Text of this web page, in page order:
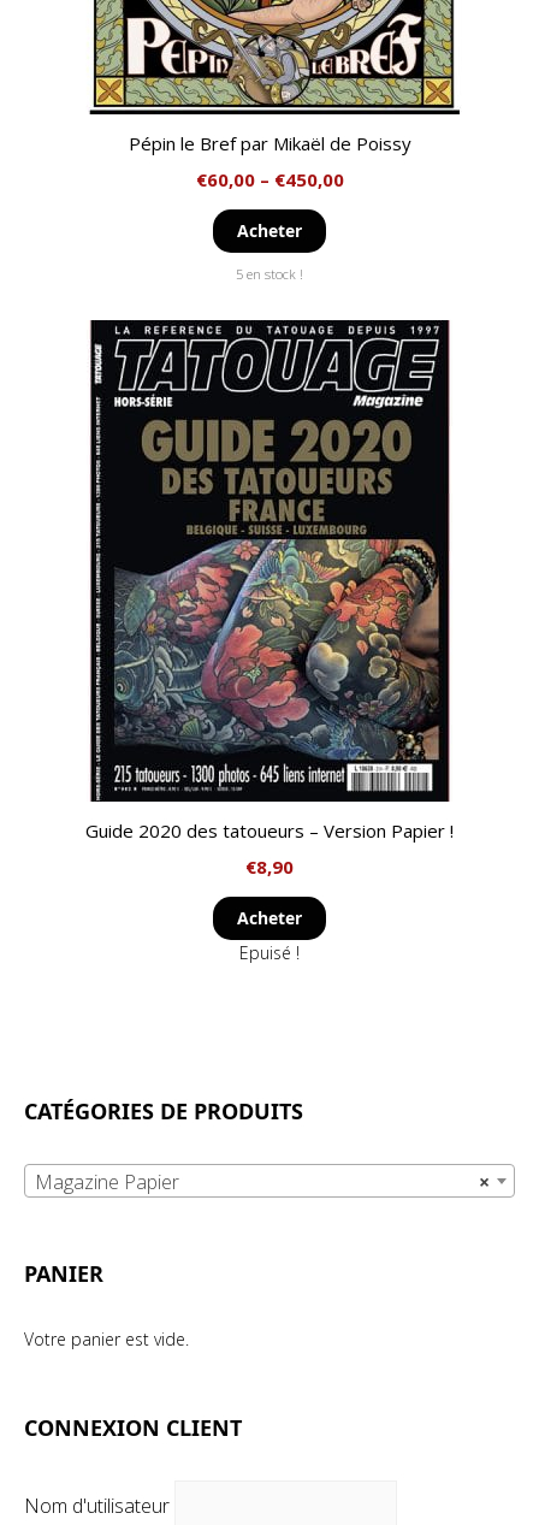
Pépin le Bref par Mikaël de Poissy
€60,00– €450,00
Acheter
5 en stock !
Guide 2020 des tatoueurs – Version Papier !
€8,90
Acheter
Epuisé !
CATÉGORIES DE PRODUITS
×
Magazine Papier
PANIER
Votre panier est vide.
CONNEXION CLIENT
Nom d'utilisateur